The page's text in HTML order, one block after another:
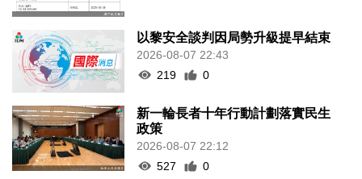
以黎安全談判因局勢升級提早結束
2026-08-07 22:43
219
0
新一輪長者十年行動計劃落實民生
政策
2026-08-07 22:12
527
0